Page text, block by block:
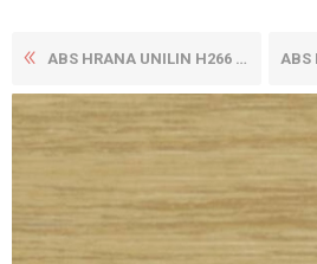
ABS HRANA UNILIN H266 V1A D... ABS